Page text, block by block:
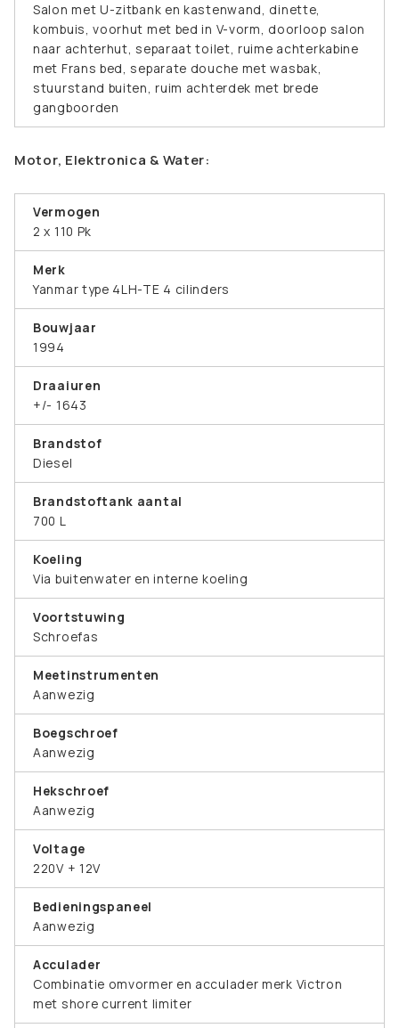
Salon met U-zitbank en kastenwand, dinette,
kombuis, voorhut met bed in V-vorm, doorloop salon
naar achterhut, separaat toilet, ruime achterkabine
met Frans bed, separate douche met wasbak,
stuurstand buiten, ruim achterdek met brede
gangboorden
Motor, Elektronica & Water:
Vermogen
2 x 110 Pk
Merk
Yanmar type 4LH-TE 4 cilinders
Bouwjaar
1994
Draaiuren
+/- 1643
Brandstof
Diesel
Brandstoftank aantal
700 L
Koeling
Via buitenwater en interne koeling
Voortstuwing
Schroefas
Meetinstrumenten
Aanwezig
Boegschroef
Aanwezig
Hekschroef
Aanwezig
Voltage
220V + 12V
Bedieningspaneel
Aanwezig
Acculader
Combinatie omvormer en acculader merk Victron
met shore current limiter